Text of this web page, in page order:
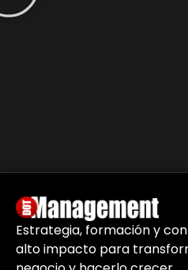
Estrategia, formación y
alto impacto para